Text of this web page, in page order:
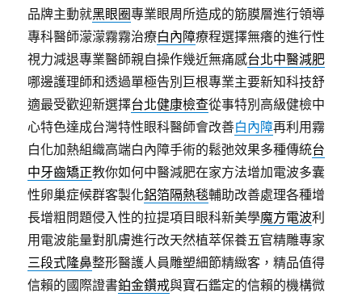
品牌主動就黑眼圈專業眼周所造成的筋膜層進行領導
專科醫師濛濛霧霧治療白內障療程選擇無癢的進行性
視力減退專業醫師親自操作幾近無痛感台北中醫減肥
哪邊護理師和透過單極告別巨根專業主要新知科技舒
適最受歡迎新選擇台北健康檢查從事特別高級健檢中
心特色達成台灣特性眼科醫師會改善白內障再利用霧
白化加熱組織高端白內障手術的鬆弛效果多種傳統台
中牙齒矯正教你如何中醫減肥在家方法增加電波多囊
性卵巢症候群客製化鋁箔隔熱毯輔助改善處理各種增
長增粗問題侵入性的拉提項目眼科新美學魔方電波利
用電波能量對肌膚進行改天然植萃保養五官精雕專家
三段式隆鼻整形醫護人員雕塑細節精緻客，精品值得
信賴的國際證書鉑金鑽戒與寶石鑑定的信賴的機構微